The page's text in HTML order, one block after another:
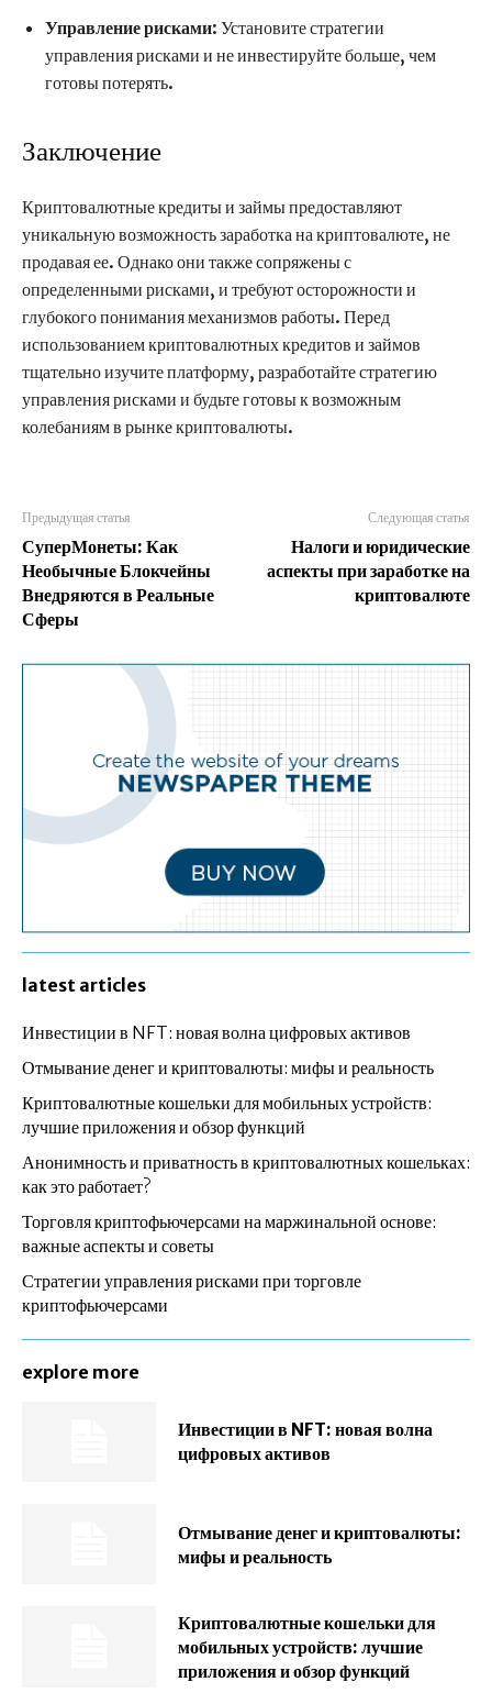
Управление рисками: Установите стратегии
управления рисками и не инвестируйте больше, чем
готовы потерять.
Заключение
Криптовалютные кредиты и займы предоставляют
уникальную возможность заработка на криптовалюте, не
продавая ее. Однако они также сопряжены с
определенными рисками, и требуют осторожности и
глубокого понимания механизмов работы. Перед
использованием криптовалютных кредитов и займов
тщательно изучите платформу, разработайте стратегию
управления рисками и будьте готовы к возможным
колебаниям в рынке криптовалюты.
Предыдущая статья
СуперМонеты: Как
Необычные Блокчейны
Внедряются в Реальные
Сферы
Следующая статья
Налоги и юридические
аспекты при заработке на
криптовалюте
latest articles
Инвестиции в NFT: новая волна цифровых активов
Отмывание денег и криптовалюты: мифы и реальность
Криптовалютные кошельки для мобильных устройств:
лучшие приложения и обзор функций
Анонимность и приватность в криптовалютных кошельках:
как это работает?
Торговля криптофьючерсами на маржинальной основе:
важные аспекты и советы
Стратегии управления рисками при торговле
криптофьючерсами
explore more
Инвестиции в NFT: новая волна
цифровых активов
Отмывание денег и криптовалюты:
мифы и реальность
Криптовалютные кошельки для
мобильных устройств: лучшие
приложения и обзор функций